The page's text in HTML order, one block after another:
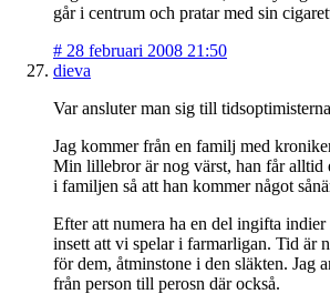
går i centrum och pratar med sin
# 28 februari 2008 21:50
dieva
Var ansluter man sig till
Jag kommer från en familj med
Min lillebror är nog värst, han får alltid
i familjen så att han kommer något
Efter att numera ha en del ingifta
insett att vi spelar i farmarligan. Tid är
för dem, åtminstone i den släkten. Jag
från person till perosn där också.